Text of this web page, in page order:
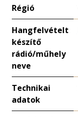
Régió
Hangfelvételt
készítő
rádió/műhely
neve
Technikai
adatok